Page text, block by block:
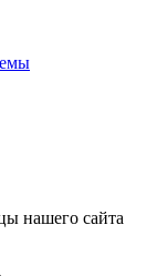
нашего сайта